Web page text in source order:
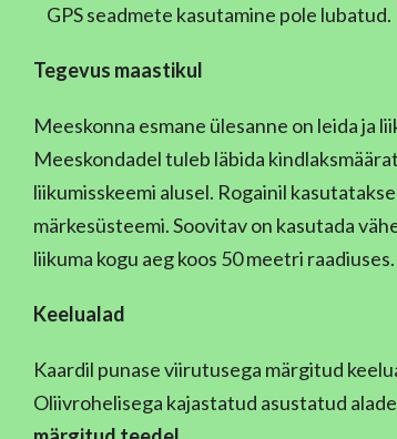
GPS seadmete kasutamine pole lubatud.
Tegevus maastikul
Meeskonna esmane ülesanne on leida ja
Meeskondadel tuleb läbida
liikumisskeemi alusel. Rogainil
märkesüsteemi. Soovitav on kasutada
liikuma kogu aeg koos 50 meetri raadiuses.
Keelualad
Kaardil punase viirutusega märgitud
Oliivrohelisega kajastatud asustatud